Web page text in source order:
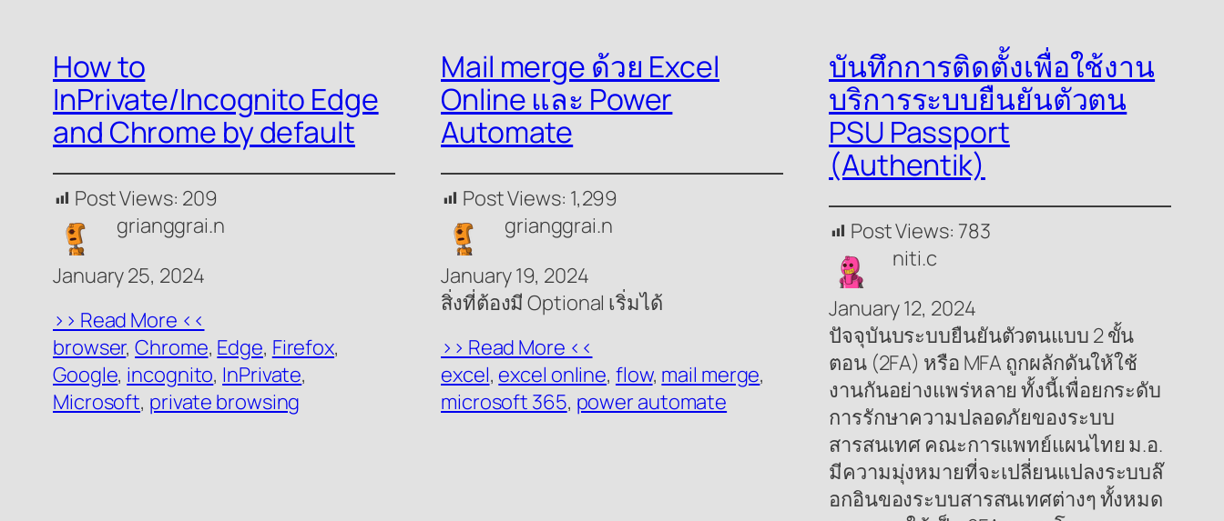
How to
InPrivate/Incognito Edge
and Chrome by default
Post Views: 209
grianggrai.n
January 25, 2024
>> Read More <<
browser, Chrome, Edge, Firefox
Google, incognito, InPrivate
Microsoft, private browsing
Mail merge ด้วย Excel
Online และ Power
Automate
Post Views: 1,299
grianggrai.n
January 19, 2024
สิ่งที่ต้องมี Optional เริ่มได้
>> Read More <<
excel, excel online, flow, mail merge
microsoft 365, power automate
บันทึกการติดตั้งเพื่อใช้งาน
บริการระบบยืนยันตัวตน
PSU Passport
(Authentik)
Post Views: 783
niti.c
January 12, 2024
ปัจจุบันบระบบยืนยันตัวตนแบบ 2 ขั้น
ตอน (2FA) หรือ MFA ถูกผลักดันให้ใช้
งานกันอย่างแพร่หลาย ทั้งนี้เพื่อยกระดับ
การรักษาความปลอดภัยของระบบ
สารสนเทศ คณะการแพทย์แผนไทย ม.อ.
มีความมุ่งหมายที่จะเปลี่ยนแปลงระบบล๊
อกอินของระบบสารสนเทศต่างๆ ทั้งหมด